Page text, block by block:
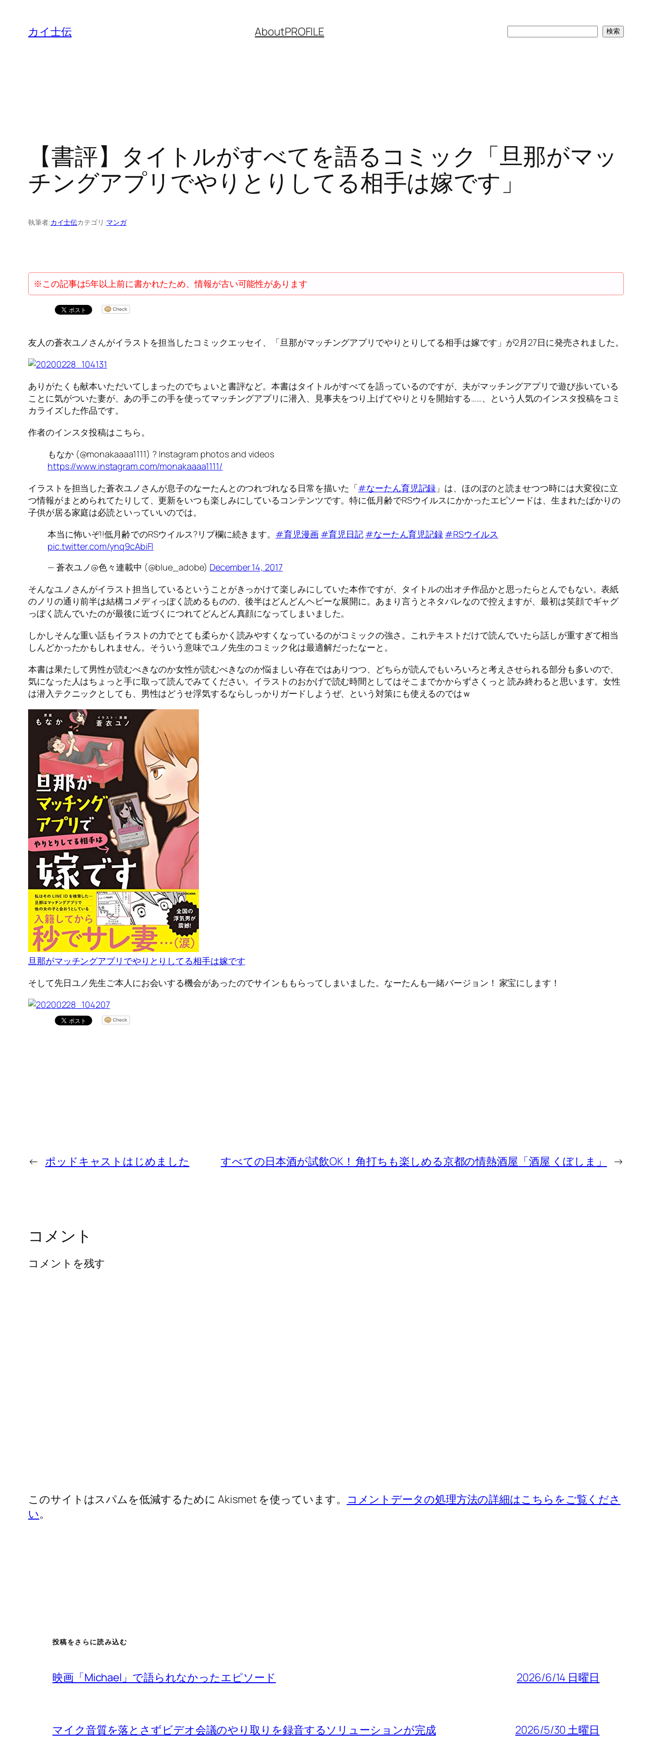
カイ士伝 AboutPROFILE 検索
【書評】タイトルがすべてを語るコミック「旦那がマッ
チングアプリでやりとりしてる相手は嫁です」
執筆者:カイ士伝カテゴリ:マンガ
※この記事は5年以上前に書かれたため、情報が古い可能性があります
友人の蒼衣ユノさんがイラストを担当したコミックエッセイ、「旦那がマッチングアプリでやりとりしてる相手は嫁です」が2月27日に発売されました。
ありがたくも献本いただいてしまったのでちょいと書評など。本書はタイトルがすべてを語っているのですが、夫がマッチングアプリで遊び歩いている
ことに気がついた妻が、あの手この手を使ってマッチングアプリに潜入、見事夫をつり上げてやりとりを開始する……、という人気のインスタ投稿をコミ
カライズした作品です。
作者のインスタ投稿はこちら。
もなか (@monakaaaa1111) ? Instagram photos and videos
https://www.instagram.com/monakaaaa1111/
イラストを担当した蒼衣ユノさんが息子のなーたんとのつれづれなる日常を描いた「#なーたん育児記録 」は、ほのぼのと読ませつつ時には大変役に立
つ情報がまとめられてたりして、更新をいつも楽しみにしているコンテンツです。特に低月齢でRSウイルスにかかったエピソードは、生まれたばかりの
子供が居る家庭は必読といっていいのでは。
本当に怖いぞ!!低月齢でのRSウイルス?リプ欄に続きます。 #育児漫画 #育児日記 #なーたん育児記録 #RSウイルス
pic.twitter.com/ynq9cAbiFI
— 蒼衣ユノ@色々連載中 (@blue_adobe) December 14, 2017
そんなユノさんがイラスト担当しているということがきっかけて楽しみにしていた本作ですが、タイトルの出オチ作品かと思ったらとんでもない。表紙
のノリの通り前半は結構コメディっぽく読めるものの、後半はどんどんヘビーな展開に。あまり言うとネタバレなので控えますが、最初は笑顔でギャグ
っぽく読んでいたのが最後に近づくにつれてどんどん真顔になってしまいました。
しかしそんな重い話もイラストの力でとても柔らかく読みやすくなっているのがコミックの強さ。これテキストだけで読んでいたら話しが重すぎて相当
しんどかったかもしれません。そういう意味でユノ先生のコミック化は最適解だったなーと。
本書は果たして男性が読むべきなのか女性が読むべきなのか悩ましい存在ではありつつ、どちらが読んでもいろいろと考えさせられる部分も多いので、
気になった人はちょっと手に取って読んでみてください。イラストのおかげで読む時間としてはそこまでかからずさくっと 読み終わると思います。女性
は潜入テクニックとしても、男性はどうせ浮気するならしっかりガードしようぜ、という対策にも使えるのではｗ
旦那がマッチングアプリでやりとりしてる相手は嫁です
そして先日ユノ先生ご本人にお会いする機会があったのでサインももらってしまいました。なーたんも一緒バージョン！ 家宝にします！
← ポッドキャストはじめました すべての日本酒が試飲OK！ 角打ちも楽しめる京都の情熱酒屋「酒屋 くぼしま」 →
コメント
コメントを残す
このサイトはスパムを低減するために Akismet を使っています。 コメントデータの処理方法の詳細はこちらをご覧くださ
い。
投稿をさらに読み込む
映画「Michael」で語られなかったエピソード 2026/6/14 日曜日
マイク音質を落とさずビデオ会議のやり取りを録音するソリューションが完成 2026/5/30 土曜日